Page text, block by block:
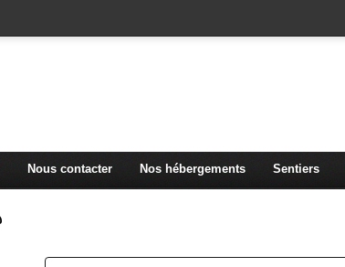
Nous contacter Nos hébergements Sentiers